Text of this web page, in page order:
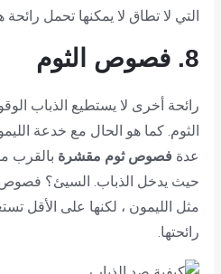
التي لا تطاق لا يمكنها تحمل
8. فصوص الثوم
رائحة أخرى لا يستطيع الذباب
الثوم. كما هو الحال مع خدعة
عدة فصوص ثوم مقشرة بالقرب
حيث يدخل الذباب. السيئ؟ فصوص
مثل الليمون ، لكنها على الأقل
رائحتها.